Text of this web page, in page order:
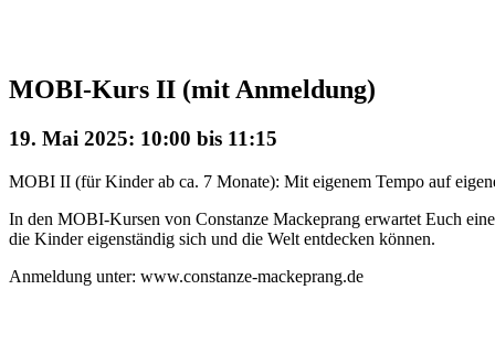
MOBI-Kurs II (mit Anmeldung)
19. Mai 2025: 10:00 bis 11:15
MOBI II (für Kinder ab ca. 7 Monate): Mit eigenem Tempo auf
In den MOBI-Kursen von Constanze Mackeprang erwartet Euch
die Kinder eigenständig sich und die Welt entdecken können.
Anmeldung unter: www.constanze-mackeprang.de